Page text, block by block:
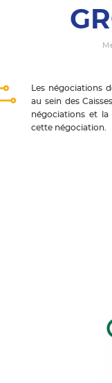
Les négociations
au sein des
négociations et la
cette négociation.